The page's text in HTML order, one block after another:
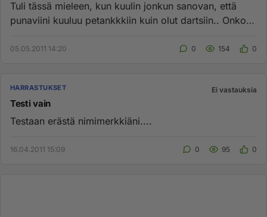
Tuli tässä mieleen, kun kuulin jonkun sanovan, että
punaviini kuuluu petankkkiin kuin olut dartsiin.. Onko
05.05.2011 14:20 0 154 0
HARRASTUKSET Ei vastauksia
Testi vain
Testaan erästä nimimerkkiäni....
16.04.2011 15:09 0 95 0